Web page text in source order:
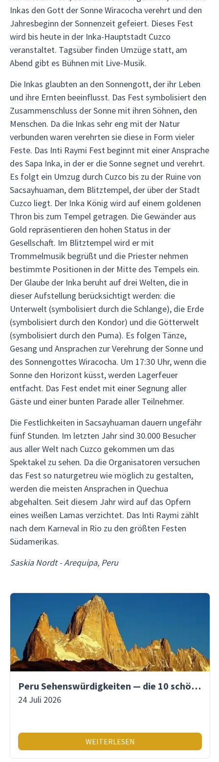
Inkas den Gott der Sonne Wiracocha verehrt und den
Jahresbeginn der Sonnenzeit gefeiert. Dieses Fest
wird bis heute in der Inka-Hauptstadt Cuzco
veranstaltet. Tagsüber finden Umzüge statt, am
Abend gibt es Bühnen mit Live-Musik.
Die Inkas glaubten an den Sonnengott, der ihr Leben
und ihre Ernten beeinflusst. Das Fest symbolisiert den
Zusammenschluss der Sonne mit ihren Söhnen, den
Menschen. Da die Inkas sehr eng mit der Natur
verbunden waren verehrten sie diese in Form vieler
Feste. Das Inti Raymi Fest beginnt mit einer Ansprache
des Sapa Inka, in der er die Sonne segnet und verehrt.
Es folgt ein Umzug durch Cuzco bis zu der Ruine von
Sacsayhuaman, dem Blitztempel, der über der Stadt
Cuzco liegt. Der Inka König wird auf einem goldenen
Thron bis zum Tempel getragen. Die Gewänder aus
Gold repräsentieren den hohen Status in der
Gesellschaft. Im Blitztempel wird er mit
Trommelmusik begrüßt und die Priester nehmen
bestimmte Positionen in der Mitte des Tempels ein.
Der Glaube der Inka beruht auf drei Welten, die in
dieser Aufstellung berücksichtigt werden: die
Unterwelt (symbolisiert durch die Schlange), die Erde
(symbolisiert durch den Kondor) und die Götterwelt
(symbolisiert durch den Puma). Es folgen Tänze,
Gesang und Ansprachen zur Verehrung der Sonne und
des Sonnengottes Wiracocha. Um 17:30 Uhr, wenn die
Sonne den Horizont küsst, werden Lagerfeuer
entfacht. Das Fest endet mit einer Segnung aller
Gäste und einer bunten Parade aller Teilnehmer.
Die Festlichkeiten in Sacsayhuaman dauern ungefähr
fünf Stunden. Im letzten Jahr sind 30.000 Besucher
aus aller Welt nach Cuzco gekommen um das
Spektakel zu sehen. Da die Organisatoren versuchen
das Fest so naturgetreu wie möglich zu gestalten,
werden die meisten Ansprachen in Quechua
abgehalten. Seit diesem Jahr wird auf das Opfern
eines weißen Lamas verzichtet. Das Inti Raymi zählt
nach dem Karneval in Rio zu den größten Festen
Südamerikas.
Saskia Nordt - Arequipa, Peru
Peru Sehenswürdigkeiten — die 10 schönsten Orte
24 Juli 2026
WEITERLESEN